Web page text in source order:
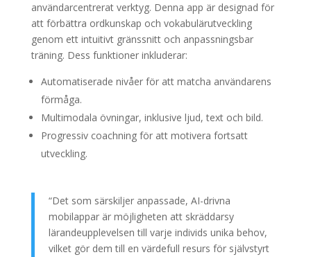
användarcentrerat verktyg. Denna app är designad för
att förbättra ordkunskap och vokabulärutveckling
genom ett intuitivt gränssnitt och anpassningsbar
träning. Dess funktioner inkluderar:
Automatiserade nivåer för att matcha användarens
förmåga.
Multimodala övningar, inklusive ljud, text och bild.
Progressiv coachning för att motivera fortsatt
utveckling.
“Det som särskiljer anpassade, AI-drivna
mobilappar är möjligheten att skräddarsy
lärandeupplevelsen till varje individs unika behov,
vilket gör dem till en värdefull resurs för självstyrt